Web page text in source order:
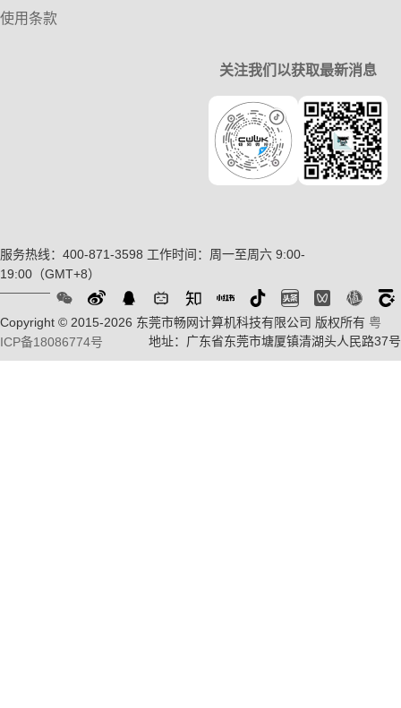
使用条款
关注我们以获取最新消息
服务热线：400-871-3598 工作时间：周一至周六 9:00-
19:00（GMT+8）
Copyright © 2015-2026 东莞市畅网计算机科技有限公司 版权所有 粤
ICP备18086774号
地址：广东省东莞市塘厦镇清湖头人民路37号